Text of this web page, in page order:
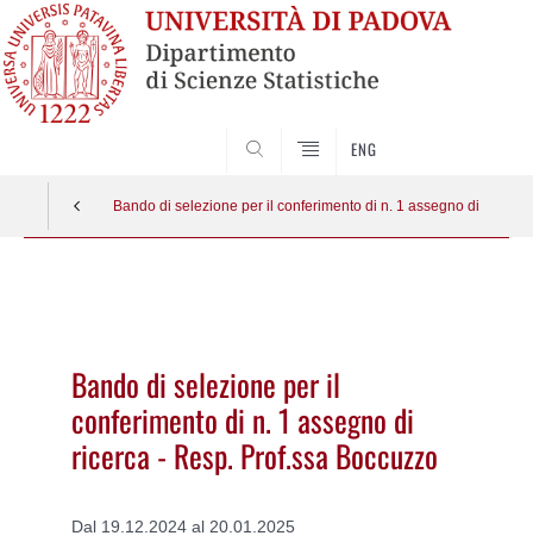
ENG
Bando di selezione per il conferimento di n. 1 assegno di ricerca
Bando di selezione per il
conferimento di n. 1 assegno di
ricerca - Resp. Prof.ssa Boccuzzo
Dal 19.12.2024 al 20.01.2025